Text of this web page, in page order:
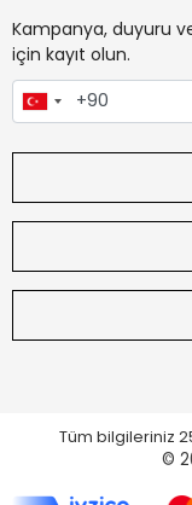
Kampanya, duyuru
için kayıt olun.
Tüm bilgileriniz
©